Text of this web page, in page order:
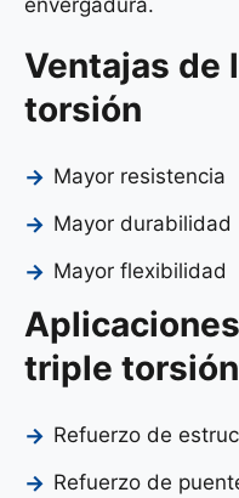
Ventajas de
torsión
Mayor resistencia
Mayor durabilidad
Mayor flexibilidad
triple torsión
Refuerzo de
Refuerzo de